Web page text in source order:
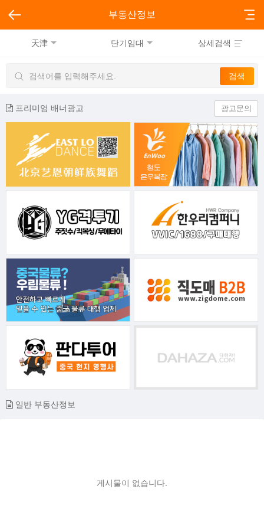
부동산정보
天津 단기임대 상세검색
프리미엄 배너광고 광고문의
일반 부동산정보
게시물이 없습니다.